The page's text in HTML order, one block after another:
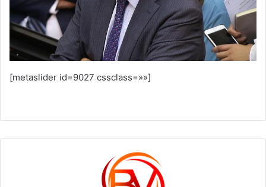
[metaslider id=9027 cssclass=»»]